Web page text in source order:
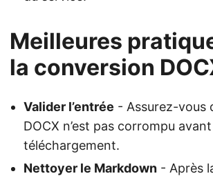
Meilleures
la conversion
Valider l’entrée - Assurez-vous
DOCX n’est pas corrompu
téléchargement.
Nettoyer le Markdown - Après